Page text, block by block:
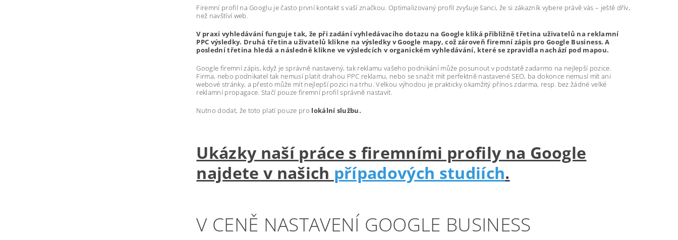
Firemní profil na Googlu je často první kontakt s vaší značkou. Optimalizovaný profil zvyšuje šanci, že si zákazník vybere právě vás – ještě dřív,
než navštíví web.
V praxi vyhledávání funguje tak, že při zadání vyhledávacího dotazu na Google kliká přibližně třetina uživatelů na reklamní
PPC výsledky. Druhá třetina uživatelů klikne na výsledky v Google mapy, což zároveň firemní zápis pro Google Business. A
poslední třetina hledá a následně klikne ve výsledcích v organickém vyhledávání, které se zpravidla nachází pod mapou.
Google firemní zápis, když je správně nastavený, tak reklamu vašeho podnikání může posunout v podstatě zadarmo na nejlepší pozice.
Firma, nebo podnikatel tak nemusí platit drahou PPC reklamu, nebo se snažit mít perfektně nastavené SEO, ba dokonce nemusí mít ani
webové stránky, a přesto může mít nejlepší pozici na trhu. Velkou výhodou je prakticky okamžitý přínos zdarma, resp. bez žádné velké
reklamní propagace. Stačí pouze firemní profil správně nastavit.
Nutno dodat, že toto platí pouze pro lokální službu.
Ukázky naší práce s firemními profily na Google
najdete v našich případových studiích.
V CENĚ NASTAVENÍ GOOGLE BUSINESS